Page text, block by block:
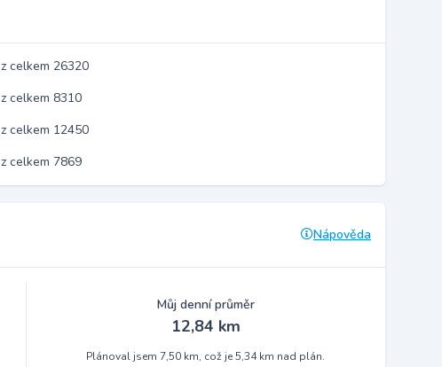
z celkem 26320
z celkem 8310
z celkem 12450
z celkem 7869
Nápověda
Můj denní průměr
12,84 km
Plánoval jsem 7,50 km, což je 5,34 km nad plán.